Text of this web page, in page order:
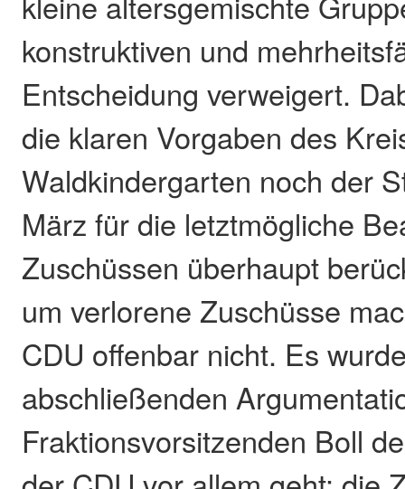
konstruktiven und
Entscheidung verweigert.
die klaren Vorgaben des
Waldkindergarten noch der
März für die letztmögliche
Zuschüssen überhaupt
um verlorene Zuschüsse
CDU offenbar nicht. Es
abschließenden
Fraktionsvorsitzenden Boll